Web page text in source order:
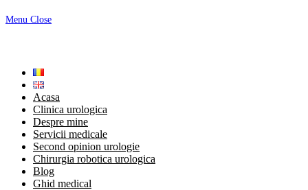
Menu Close
Acasa
Clinica urologica
Despre mine
Servicii medicale
Second opinion urologie
Chirurgia robotica urologica
Blog
Ghid medical